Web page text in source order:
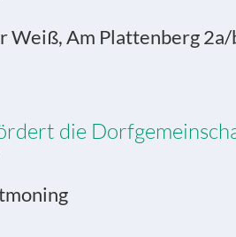
Weiß, Am Plattenberg
die